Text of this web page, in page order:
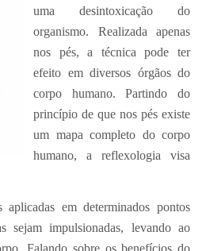
uma desintoxicação do
organismo. Realizada apenas
nos pés, a técnica pode ter
efeito em diversos órgãos do
corpo humano. Partindo do
princípio de que nos pés existe
um mapa completo do corpo
humano, a reflexologia visa
aplicadas em determinados pontos
sejam impulsionadas, levando ao
Falando sobre os benefícios do